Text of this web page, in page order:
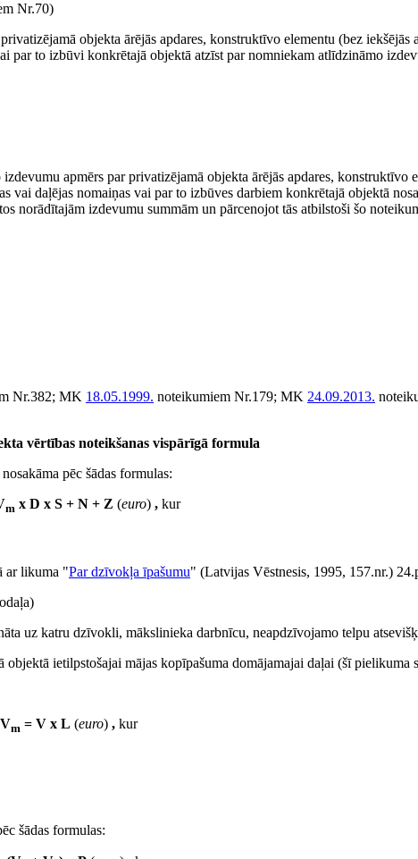
Nr.70)
objekta ārējās apdares, konstruktīvo elementu (bez iekšējās
par to izbūvi konkrētajā objektā atzīst par nomniekam atlīdzināmo
apmērs par privatizējamā objekta ārējās apdares, konstruktīvo
vai daļējas nomaiņas vai par to izbūves darbiem konkrētajā objektā
norādītajām izdevumu summām un pārcenojot tās atbilstoši šo
Nr.382; MK 18.05.1999. noteikumiem Nr.179; MK 24.09.2013.
vērtības noteikšanas vispārīgā formula
pēc šādas formulas:
m x D x S + N + Z (euro) , kur
ar likuma "Par dzīvokļa īpašumu" (Latvijas Vēstnesis, 1995, 157.nr.)
uz katru dzīvokli, mākslinieka darbnīcu, neapdzīvojamo telpu
ietilpstošajai mājas kopīpašuma domājamajai daļai (šī pielikuma
Vm = V x L (euro) ,kur
šādas formulas: